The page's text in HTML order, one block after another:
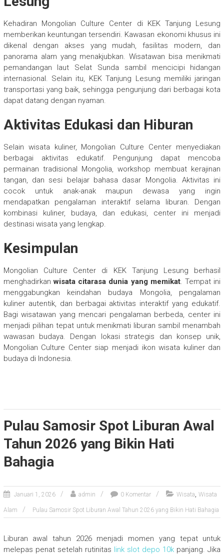
Kehadiran Mongolian Culture Center di KEK Tanjung Lesung
memberikan keuntungan tersendiri. Kawasan ekonomi khusus ini
dikenal dengan akses yang mudah, fasilitas modern, dan
panorama alam yang menakjubkan. Wisatawan bisa menikmati
pemandangan laut Selat Sunda sambil mencicipi hidangan
internasional. Selain itu, KEK Tanjung Lesung memiliki jaringan
transportasi yang baik, sehingga pengunjung dari berbagai kota
dapat datang dengan nyaman.
Aktivitas Edukasi dan Hiburan
Selain wisata kuliner, Mongolian Culture Center menyediakan
berbagai aktivitas edukatif. Pengunjung dapat mencoba
permainan tradisional Mongolia, workshop membuat kerajinan
tangan, dan sesi belajar bahasa dasar Mongolia. Aktivitas ini
cocok untuk anak-anak maupun dewasa yang ingin
mendapatkan pengalaman interaktif selama liburan. Dengan
kombinasi kuliner, budaya, dan edukasi, center ini menjadi
destinasi wisata yang lengkap.
Kesimpulan
Mongolian Culture Center di KEK Tanjung Lesung berhasil
menghadirkanwisata citarasa dunia yang memikat. Tempat ini
menggabungkan keindahan budaya Mongolia, pengalaman
kuliner autentik, dan berbagai aktivitas interaktif yang edukatif.
Bagi wisatawan yang mencari pengalaman berbeda, center ini
menjadi pilihan tepat untuk menikmati liburan sambil menambah
wawasan budaya. Dengan lokasi strategis dan konsep unik,
Mongolian Culture Center siap menjadi ikon wisata kuliner dan
budaya di Indonesia.
Pulau Samosir Spot Liburan Awal
Tahun 2026 yang Bikin Hati
Bahagia
Januari 1, 2026 admin 0 Komentar Wisata, Wisata
Alam Pulau Samosir Spot Liburan Awal Tahun 2026 yang Bikin Hati Bahagia
Liburan awal tahun 2026 menjadi momen yang tepat untuk
melepas penat setelah rutinitas link slot depo 10k panjang. Jika